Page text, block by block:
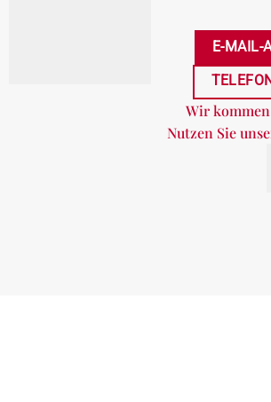
E-MAIL-
Wir
Nutzen Sie